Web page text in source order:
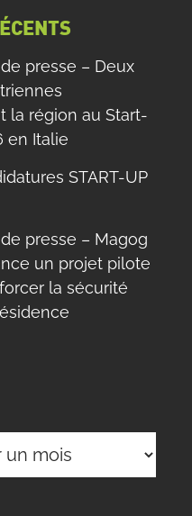
presse – Deux
la région au Start-
en Italie
START-UP
presse – Magog
un projet pilote
la sécurité